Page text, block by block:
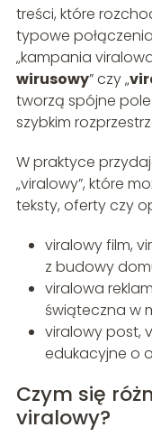
treści, które
typowe
„kampania
wirusowy” czy „
tworzą spójne
szybkim
W praktyce
„viralowy”, które
teksty, oferty czy
viralowy film,
z budowy
viralowa
świąteczna w
viralowy post,
edukacyjne o
Czym się
viralowy?